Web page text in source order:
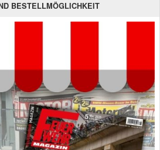
BESTELLMÖGLICHKEIT